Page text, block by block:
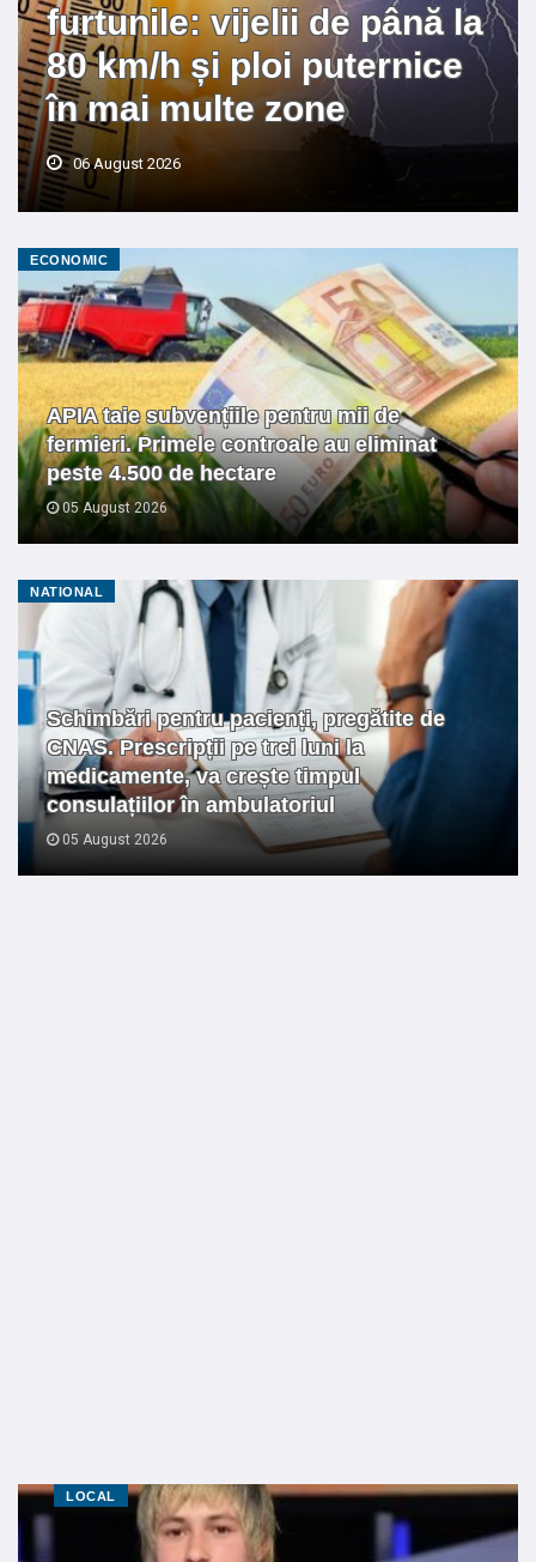
furtunile: vijelii de până la
80 km/h și ploi puternice
în mai multe zone
06 August 2026
ECONOMIC
APIA taie subvențiile pentru mii de
fermieri. Primele controale au eliminat
peste 4.500 de hectare
05 August 2026
NATIONAL
Schimbări pentru pacienți, pregătite de
CNAS. Prescripții pe trei luni la
medicamente, va crește timpul
consulațiilor în ambulatoriul
05 August 2026
LOCAL